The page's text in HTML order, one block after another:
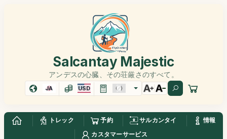
Salcantay Majestic
アンデスの心臓、その荘厳さのすべて。
JA USD
トレック 予約 サルカンタイ
情報
カスタマーサービス